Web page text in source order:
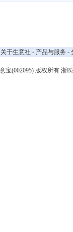
关于生意社 - 产品与服务 -
宝(002095) 版权所有 浙